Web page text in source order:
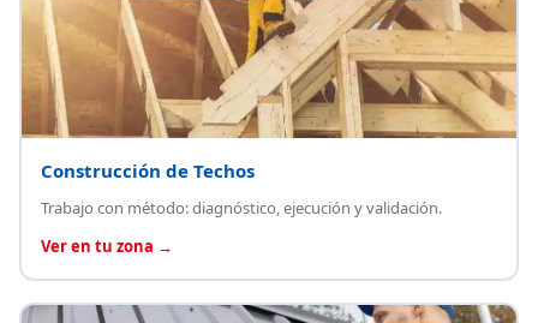
Construcción de Techos
Trabajo con método: diagnóstico, ejecución y validación.
Ver en tu zona →